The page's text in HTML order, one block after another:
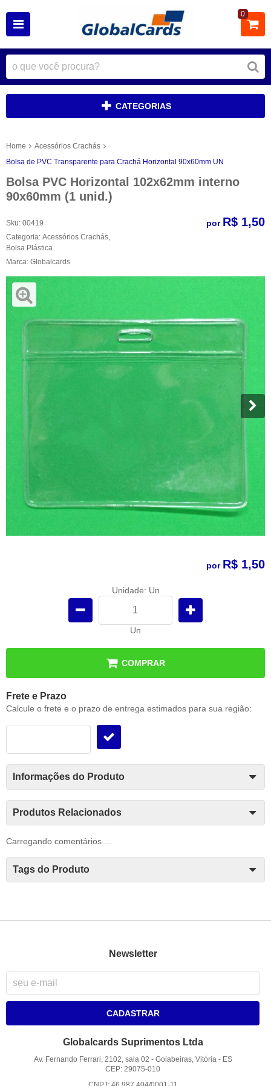
0
CATEGORIAS
Home
Acessórios Crachás
Bolsa de PVC Transparente para Crachá Horizontal 90x60mm UN
Bolsa PVC Horizontal 102x62mm interno
90x60mm (1 unid.)
Sku: 00419
Categoria: Acessórios Crachás
Bolsa Plástica
Marca: Globalcards
por R$ 1,50
por R$ 1,50
Unidade: Un
Un
COMPRAR
Frete e Prazo
Calcule o frete e o prazo de entrega estimados para sua região:
Informações do Produto
Produtos Relacionados
Carregando comentários ...
Tags do Produto
Newsletter
CADASTRAR
Globalcards Suprimentos Ltda
Av. Fernando Ferrari, 2102, sala 02 - Goiabeiras, Vitória- ES
CEP: 29075-010